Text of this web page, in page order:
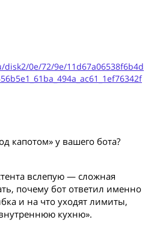
0e/72/9e/11d67a06538f6b4d
капотом» у вашего бота?
вслепую — сложная
почему бот ответил именно
и на что уходят лимиты,
кухню».